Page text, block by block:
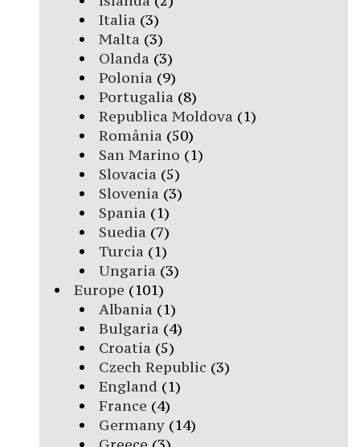
Italia (3)
Malta (3)
Olanda (3)
Polonia (9)
Portugalia (8)
Republica Moldova (1)
România (50)
San Marino (1)
Slovacia (5)
Slovenia (3)
Spania (1)
Suedia (7)
Turcia (1)
Ungaria (3)
Europe (101)
Albania (1)
Bulgaria (4)
Croatia (5)
Czech Republic (3)
England (1)
France (4)
Germany(14)